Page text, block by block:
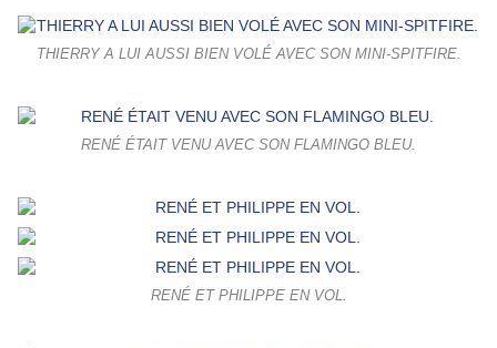
THIERRY A LUI AUSSI BIEN VOLÉ AVEC SON MINI-SPITFIRE.
RENÉ ÉTAIT VENU AVEC SON FLAMINGO BLEU.
RENÉ ET PHILIPPE EN VOL.